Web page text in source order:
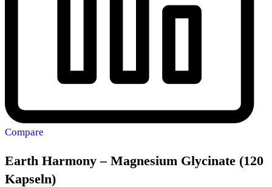
Compare
Earth Harmony – Magnesium Glycinate (120
Kapseln)